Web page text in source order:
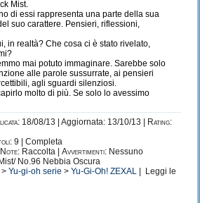
Mist.
di essi rappresenta una parte della sua
suo carattere. Pensieri, riflessioni,
in realtà? Che cosa ci è stato rivelato,
mai potuto immaginare. Sarebbe solo
alle parole sussurrate, ai pensieri
agli sguardi silenziosi.
molto di più. Se solo lo avessimo
18/08/13 | Aggiornata: 13/10/13 |
Rating:
9 | Completa
Note: Raccolta | Avvertimenti: Nessuno
No.96 Nebbia Oscura
> Yu-gi-oh serie > Yu-Gi-Oh! ZEXAL | Leggi le